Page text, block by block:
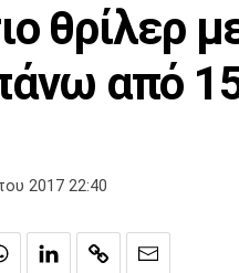
θρίλερ
από
2017 22:40